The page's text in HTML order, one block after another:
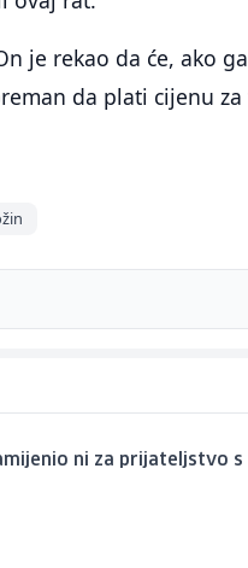
je rekao da će, ako ga
da plati cijenu za
ni za prijateljstvo s